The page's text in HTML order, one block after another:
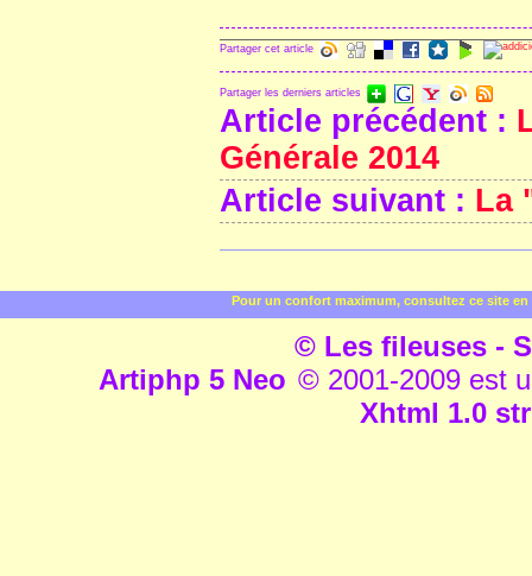
Partager cet article
Partager les derniers articles
Article précédent :
Générale 2014
Article suivant : La
Pour un confort maximum, consultez ce site
© Les fileuses -
Artiphp 5 Neo © 2001-2009 est
Xhtml 1.0